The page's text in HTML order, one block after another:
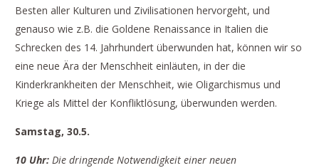
Besten aller Kulturen und Zivilisationen hervorgeht, und
genauso wie z.B. die Goldene Renaissance in Italien die
Schrecken des 14. Jahrhundert überwunden hat, können wir so
eine neue Ära der Menschheit einläuten, in der die
Kinderkrankheiten der Menschheit, wie Oligarchismus und
Kriege als Mittel der Konfliktlösung, überwunden werden.
Samstag, 30.5.
10 Uhr:Die dringende Notwendigkeit einer neuen